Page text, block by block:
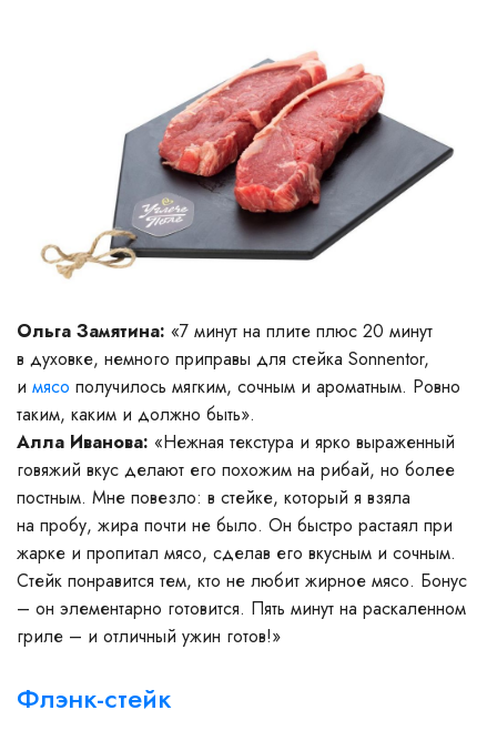
Ольга Замятина: «7 минут на плите плюс 20 минут
в духовке, немного приправы для стейка Sonnentor,
и мясо получилось мягким, сочным и ароматным. Ровно
таким, каким и должно быть».
Алла Иванова: «Нежная текстура и ярко выраженный
говяжий вкус делают его похожим на рибай, но более
постным. Мне повезло: в стейке, который я взяла
на пробу, жира почти не было. Он быстро растаял при
жарке и пропитал мясо, сделав его вкусным и сочным.
Стейк понравится тем, кто не любит жирное мясо. Бонус
– он элементарно готовится. Пять минут на раскаленном
гриле – и отличный ужин готов!»
Флэнк-стейк